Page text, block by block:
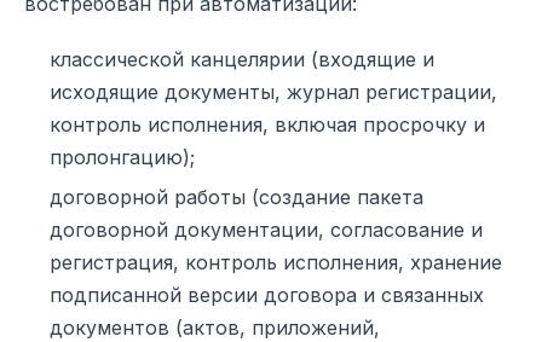
классической канцелярии (входящие и
исходящие документы, журнал регистрации,
контроль исполнения, включая просрочку и
пролонгацию);
договорной работы (создание пакета
договорной документации, согласование и
регистрация, контроль исполнения, хранение
подписанной версии договора и связанных
документов (актов, приложений,